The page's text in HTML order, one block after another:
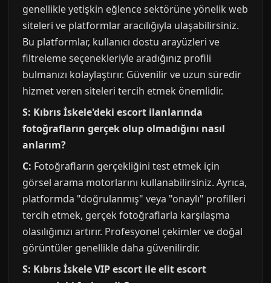
genellikle yetişkin eğlence sektörüne yönelik web
siteleri ve platformlar aracılığıyla ulaşabilirsiniz.
Bu platformlar, kullanıcı dostu arayüzleri ve
filtreleme seçenekleriyle aradığınız profili
bulmanızı kolaylaştırır. Güvenilir ve uzun süredir
hizmet veren siteleri tercih etmek önemlidir.
S: Kıbrıs İskele'deki escort ilanlarında
fotoğrafların gerçek olup olmadığını nasıl
anlarım?
C: Fotoğrafların gerçekliğini test etmek için
görsel arama motorlarını kullanabilirsiniz. Ayrıca,
platformda "doğrulanmış" veya "onaylı" profilleri
tercih etmek, gerçek fotoğraflarla karşılaşma
olasılığınızı artırır. Profesyonel çekimler ve doğal
görüntüler genellikle daha güvenilirdir.
S: Kıbrıs İskele VIP escort ile elit escort